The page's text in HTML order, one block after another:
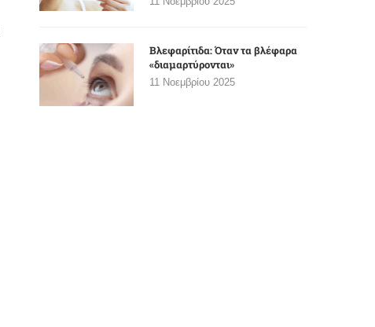
Βλεφαρίτιδα: Όταν τα βλέφαρα
«διαμαρτύρονται»
11 Νοεμβρίου 2025